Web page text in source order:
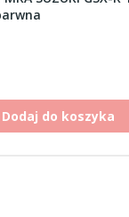
Dodaj do koszyka